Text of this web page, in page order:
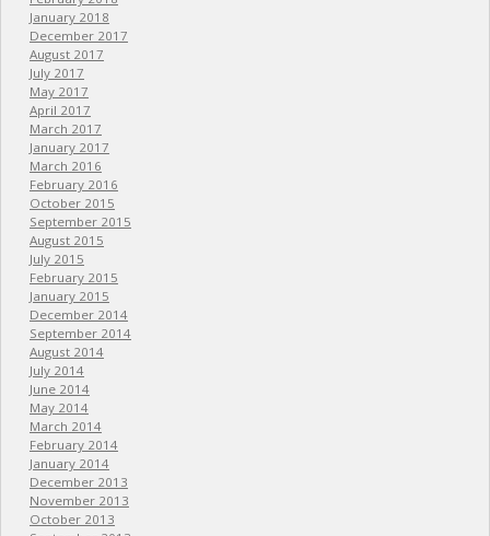
January 2018
December 2017
August 2017
July 2017
May 2017
April 2017
March 2017
January 2017
March 2016
February 2016
October 2015
September 2015
August 2015
July 2015
February 2015
January 2015
December 2014
September 2014
August 2014
July 2014
June 2014
May 2014
March 2014
February 2014
January 2014
December 2013
November 2013
October 2013